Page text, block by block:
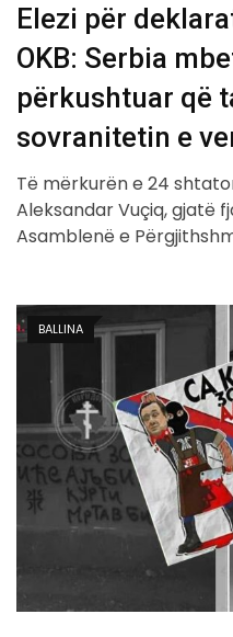
Elezi për
OKB: Serbia
përkushtuar që
sovranitetin e
Të mërkurën e 24
Aleksandar Vuçiq, gjatë
Asamblenë e
BALLINA